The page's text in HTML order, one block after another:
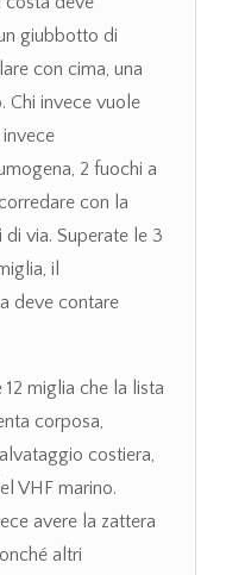
giubbotto di
con cima, una
Chi invece vuole
2 fuochi a
con la
via. Superate le 3
il
deve contare
miglia che la lista
corposa,
costiera,
VHF marino.
avere la zattera
altri